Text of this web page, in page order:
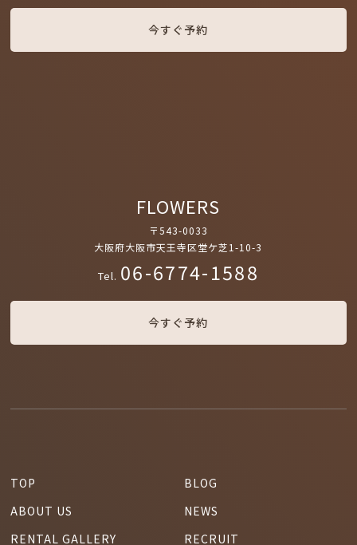
今すぐ予約
FLOWERS
〒543-0033
大阪府大阪市天王寺区堂ケ芝1-10-3
Tel. 06-6774-1588
今すぐ予約
TOP
ABOUT US
RENTAL GALLERY
BLOG
NEWS
RECRUIT